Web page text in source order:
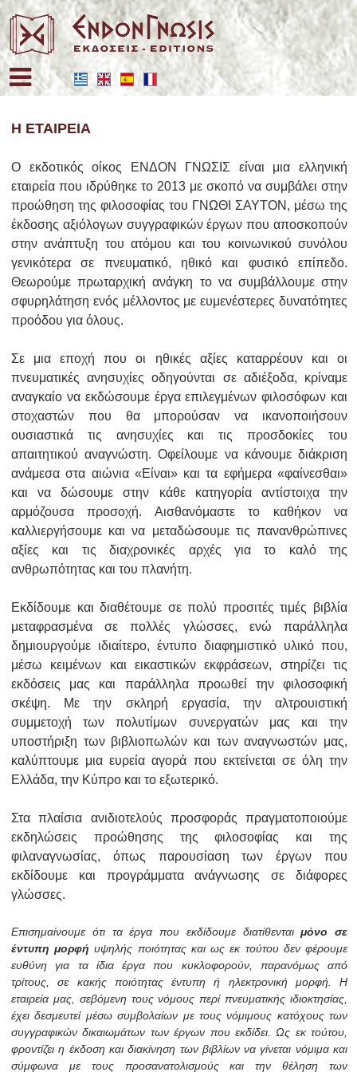
Επιλέξτε τη γλώσσα σας
Η ΕΤΑΙΡΕΙΑ
Ο εκδοτικός οίκος ΕΝΔΟΝ ΓΝΩΣΙΣ είναι μια ελληνική
εταιρεία που ιδρύθηκε το 2013 με σκοπό να συμβάλει στην
προώθηση της φιλοσοφίας του ΓΝΩΘΙ ΣΑΥΤΟΝ, μέσω της
έκδοσης αξιόλογων συγγραφικών έργων που αποσκοπούν
στην ανάπτυξη του ατόμου και του κοινωνικού συνόλου
γενικότερα σε πνευματικό, ηθικό και φυσικό επίπεδο.
Θεωρούμε πρωταρχική ανάγκη το να συμβάλλουμε στην
σφυρηλάτηση ενός μέλλοντος με ευμενέστερες δυνατότητες
προόδου για όλους.
Σε μια εποχή που οι ηθικές αξίες καταρρέουν και οι
πνευματικές ανησυχίες οδηγούνται σε αδιέξοδα, κρίναμε
αναγκαίο να εκδώσουμε έργα επιλεγμένων φιλοσόφων και
στοχαστών που θα μπορούσαν να ικανοποιήσουν
ουσιαστικά τις ανησυχίες και τις προσδοκίες του
απαιτητικού αναγνώστη. Οφείλουμε να κάνουμε διάκριση
ανάμεσα στα αιώνια «Είναι» και τα εφήμερα «φαίνεσθαι»
και να δώσουμε στην κάθε κατηγορία αντίστοιχα την
αρμόζουσα προσοχή. Αισθανόμαστε το καθήκον να
καλλιεργήσουμε και να μεταδώσουμε τις πανανθρώπινες
αξίες και τις διαχρονικές αρχές για το καλό της
ανθρωπότητας και του πλανήτη.
Εκδίδουμε και διαθέτουμε σε πολύ προσιτές τιμές βιβλία
μεταφρασμένα σε πολλές γλώσσες, ενώ παράλληλα
δημιουργούμε ιδιαίτερο, έντυπο διαφημιστικό υλικό που,
μέσω κειμένων και εικαστικών εκφράσεων, στηρίζει τις
εκδόσεις μας και παράλληλα προωθεί την φιλοσοφική
σκέψη. Με την σκληρή εργασία, την αλτρουιστική
συμμετοχή των πολυτίμων συνεργατών μας και την
υποστήριξη των βιβλιοπωλών και των αναγνωστών μας,
καλύπτουμε μια ευρεία αγορά που εκτείνεται σε όλη την
Ελλάδα, την Κύπρο και το εξωτερικό.
Στα πλαίσια ανιδιοτελούς προσφοράς πραγματοποιούμε
εκδηλώσεις προώθησης της φιλοσοφίας και της
φιλαναγνωσίας, όπως παρουσίαση των έργων που
εκδίδουμε και προγράμματα ανάγνωσης σε διάφορες
γλώσσες.
Επισημαίνουμε ότι τα έργα που εκδίδουμε διατίθενταιμόνο σε
έντυπη μορφή υψηλής ποιότητας και ως εκ τούτου δεν φέρουμε
ευθύνη για τα ίδια έργα που κυκλοφορούν, παρανόμως από
τρίτους, σε κακής ποιότητας έντυπη ή ηλεκτρονική μορφή. Η
εταιρεία μας, σεβόμενη τους νόμους περί πνευματικής ιδιοκτησίας,
έχει δεσμευτεί μέσω συμβολαίων με τους νόμιμους κατόχους των
συγγραφικών δικαιωμάτων των έργων που εκδίδει. Ως εκ τούτου,
φροντίζει η έκδοση και διακίνηση των βιβλίων να γίνεται νόμιμα και
σύμφωνα με τους προσανατολισμούς και την θέληση των